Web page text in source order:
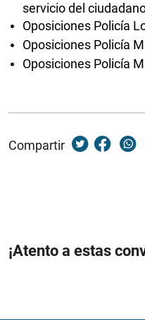
servicio del
Oposiciones Policía
Oposiciones Policía
Oposiciones Policía
Compartir
¡Atento a estas